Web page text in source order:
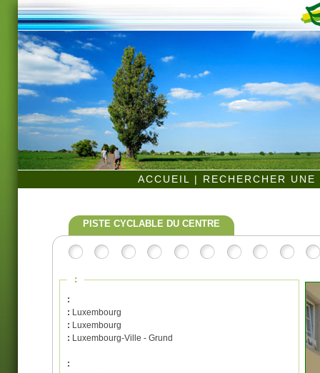
ACCUEIL | RECHERCHER
PISTE CYCLABLE DU CENTRE
:
:
: Luxembourg
: Luxembourg
: Luxembourg-Ville - Grund
: